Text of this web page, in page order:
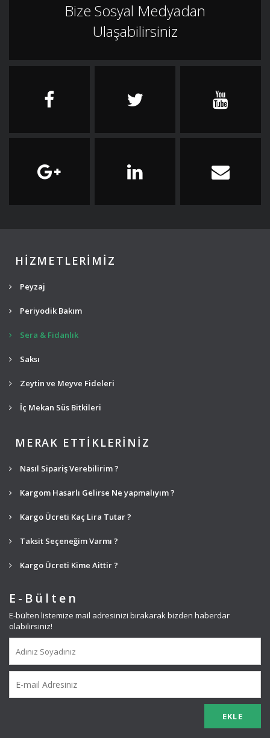
Bize Sosyal Medyadan
Ulaşabilirsiniz
HİZMETLERİMİZ
Peyzaj
Periyodik Bakım
Sera & Fidanlık
Saksı
Zeytin ve Meyve Fideleri
İç Mekan Süs Bitkileri
MERAK ETTİKLERİNİZ
Nasıl Sipariş Verebilirim ?
Kargom Hasarlı Gelirse Ne yapmalıyım ?
Kargo Ücreti Kaç Lira Tutar ?
Taksit Seçeneğim Varmı ?
Kargo Ücreti Kime Aittir ?
E-Bülten
E-bülten listemize mail adresinizi bırakarak bizden haberdar
olabilirsiniz!
EKLE